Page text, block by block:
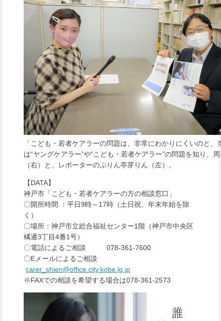
「こども・若者ケアラーの問題は、非常にわかりにくいのと
は“ヤングケアラー”や“こども・若者ケアラー”の問題を知り
（右）と、レポーターのぷりん亭芽りん（左）。
【DATA】
神戸市「こども・若者ケアラーの方の相談窓口」
〇開所時間 ：平日9時～17時（土日祝、年末年始を除
く）
〇場所：神戸市立総合福祉センター1階（神戸市中央区
橘通3丁目4番1号）
〇電話によるご相談078-361-7600
〇Eメールによるご相談
carer_shien@office.city.kobe.lg.jp
※FAXでの相談を希望する場合は078-361-2573